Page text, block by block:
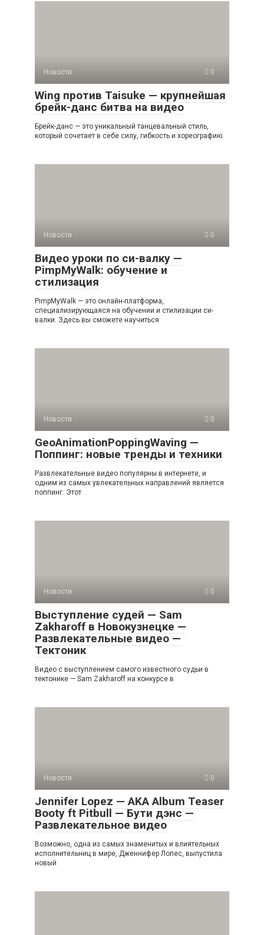
Новости 0
Wing против Taisuke — крупнейшая
брейк-данс битва на видео
Брейк-данс — это уникальный танцевальный стиль,
который сочетает в себе силу, гибкость и хореографию.
Новости 0
Видео уроки по си-валку —
PimpMyWalk: обучение и
стилизация
PimpMyWalk — это онлайн-платформа,
специализирующаяся на обучении и стилизации си-
валки. Здесь вы сможете научиться
Новости 0
GeoAnimationPoppingWaving —
Поппинг: новые тренды и техники
Развлекательные видео популярны в интернете, и
одним из самых увлекательных направлений является
поппинг. Этот
Новости 0
Выступление судей — Sam
Zakharoff в Новокузнецке —
Развлекательные видео —
Тектоник
Видео с выступлением самого известного судьи в
тектонике — Sam Zakharoff на конкурсе в
Новости 0
Jennifer Lopez — AKA Album Teaser
Booty ft Pitbull — Бути дэнс —
Развлекательное видео
Возможно, одна из самых знаменитых и влиятельных
исполнительниц в мире, Дженнифер Лопес, выпустила
новый